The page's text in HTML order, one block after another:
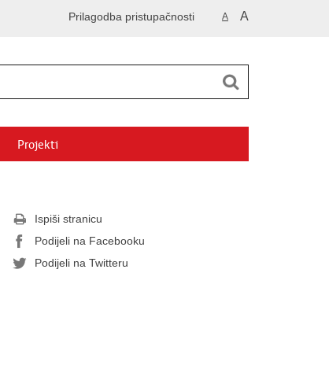
A A
Prilagodba pristupačnosti
Projekti
Ispiši stranicu
Podijeli na Facebooku
Podijeli na Twitteru